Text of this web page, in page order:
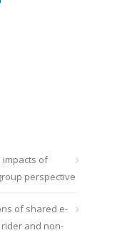
impacts of
perspective
of shared e-
and non-